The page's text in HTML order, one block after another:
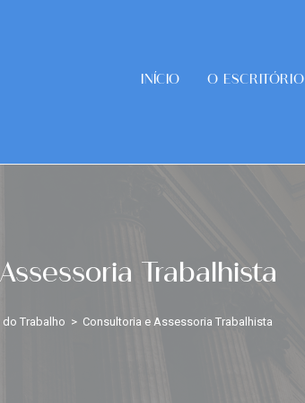
INÍCIO O ESCRITÓRIO
Trabalhista
do Trabalho > Consultoria e Assessoria Trabalhista